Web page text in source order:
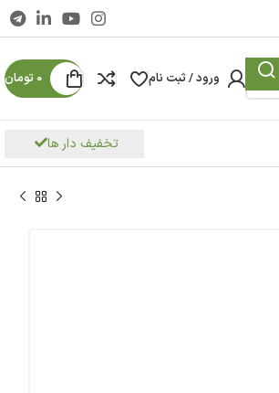
ورود / ثبت نام 0 تومان
تخفیف دار ها